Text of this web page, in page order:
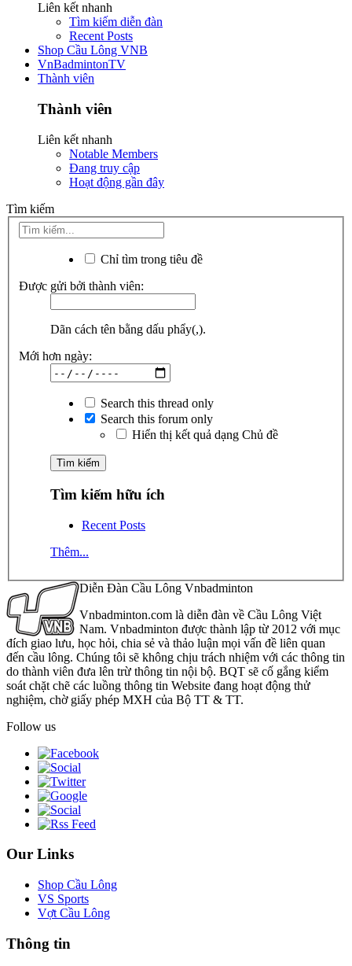
Liên kết nhanh
Tìm kiếm diễn đàn
Recent Posts
Shop Cầu Lông VNB
VnBadmintonTV
Thành viên
Thành viên
Liên kết nhanh
Notable Members
Đang truy cập
Hoạt động gần đây
Tìm kiếm
Chỉ tìm trong tiêu đề
Được gửi bởi thành viên:
Dãn cách tên bằng dấu phẩy(,).
Mới hơn ngày:
Search this thread only
Search this forum only
Hiển thị kết quả dạng Chủ đề
Tìm kiếm hữu ích
Recent Posts
Thêm...
Diễn Đàn Cầu Lông Vnbadminton
Vnbadminton.com là diễn đàn về Cầu Lông Việt
Nam. Vnbadminton được thành lập từ 2012 với mục
đích giao lưu, học hỏi, chia sẻ và thảo luận mọi vấn đề liên quan
đến cầu lông. Chúng tôi sẽ không chịu trách nhiệm với các thông tin
do thành viên đưa lên trừ thông tin nội bộ. BQT sẽ cố gắng kiểm
soát chặt chẽ các luồng thông tin Website đang hoạt động thử
nghiệm, chờ giấy phép MXH của Bộ TT & TT.
Follow us
Our Links
Shop Cầu Lông
VS Sports
Vợt Cầu Lông
Thông tin